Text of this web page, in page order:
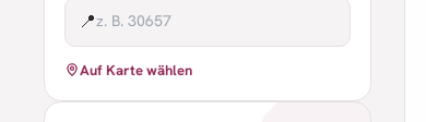
📍
Auf Karte wählen